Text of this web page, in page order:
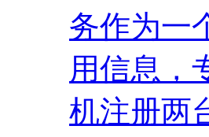
务作为一
用信息，
机注册两